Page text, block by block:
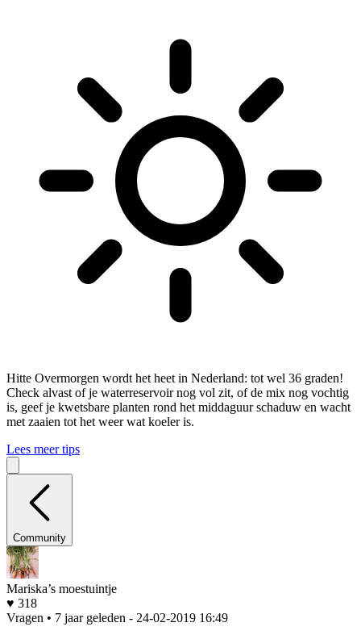
Hitte Overmorgen wordt het heet in Nederland: tot wel 36 graden!
Check alvast of je waterreservoir nog vol zit, of de mix nog vochtig
is, geef je kwetsbare planten rond het middaguur schaduw en wacht
met zaaien tot het weer wat koeler is.
Lees meer tips
Community
Mariska’s moestuintje
♥ 318
Vragen • 7 jaar geleden - 24-02-2019 16:49